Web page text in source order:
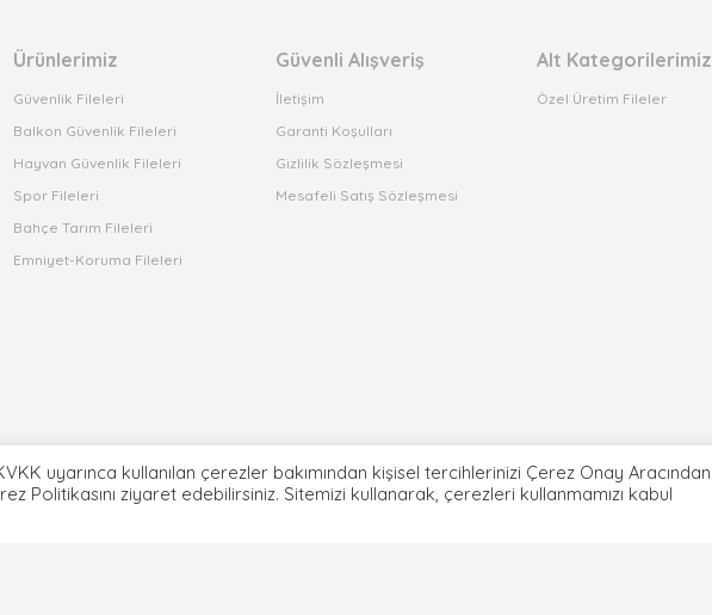
Ürünlerimiz
Güvenlik Fileleri
Balkon Güvenlik Fileleri
Hayvan Güvenlik Fileleri
Spor Fileleri
Bahçe Tarım Fileleri
Emniyet-Koruma Fileleri
Güvenli Alışveriş
İletişim
Garanti Koşulları
Gizlilik Sözleşmesi
Mesafeli Satış Sözleşmesi
Alt Kategorilerimiz
Özel Üretim Fileler
uyarınca kullanılan çerezler bakımından kişisel tercihlerinizi Çerez Onay Aracından
Politikasını ziyaret edebilirsiniz. Sitemizi kullanarak, çerezleri kullanmamızı kabul